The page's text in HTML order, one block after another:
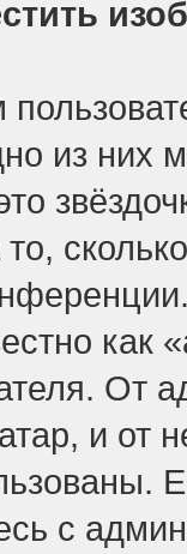
из них
как
От
и от
с